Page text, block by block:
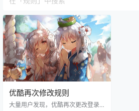
优酷再次修改规则
大量用户发现，优酷再次更改登录